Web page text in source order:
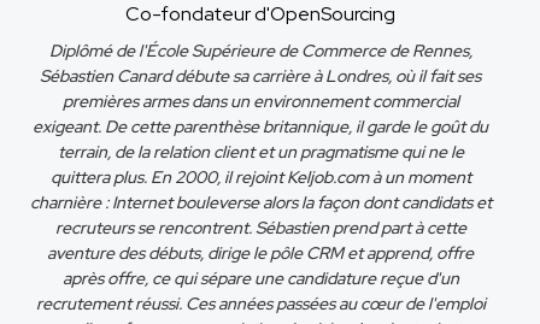
Co-fondateur d'OpenSourcing
Diplômé de l'École Supérieure de Commerce de Rennes,
Sébastien Canard débute sa carrière à Londres, où il fait ses
premières armes dans un environnement commercial
exigeant. De cette parenthèse britannique, il garde le goût du
terrain, de la relation client et un pragmatisme qui ne le
quittera plus. En 2000, il rejoint Keljob.com à un moment
charnière : Internet bouleverse alors la façon dont candidats et
recruteurs se rencontrent. Sébastien prend part à cette
aventure des débuts, dirige le pôle CRM et apprend, offre
après offre, ce qui sépare une candidature reçue d'un
recrutement réussi. Ces années passées au cœur de l'emploi